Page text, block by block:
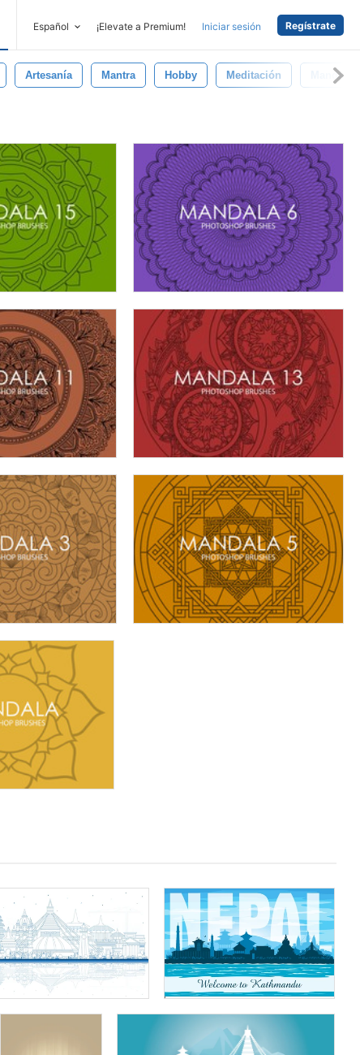
Español ¡Elevate a Premium! Iniciar sesión Regístrate
Artesanía Mantra Hobby Meditación Mandala